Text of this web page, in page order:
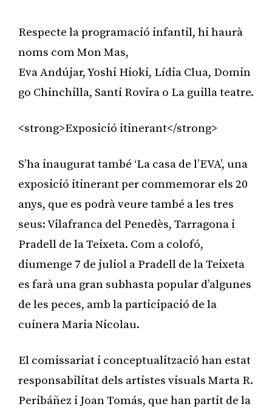
Respecte la programació infantil, hi haurà
noms com Mon Mas,
Eva Andújar, Yoshi Hioki, Lídia Clua, Domin
go Chinchilla, Santi Rovira o La guilla teatre.
<strong>Exposició itinerant</strong>
S’ha inaugurat també ‘La casa de l’EVA’, una
exposició itinerant per commemorar els 20
anys, que es podrà veure també a les tres
seus: Vilafranca del Penedès, Tarragona i
Pradell de la Teixeta. Com a colofó,
diumenge 7 de juliol a Pradell de la Teixeta
es farà una gran subhasta popular d’algunes
de les peces, amb la participació de la
cuinera Maria Nicolau.
El comissariat i conceptualització han estat
responsabilitat dels artistes visuals Marta R.
Peribáñez i Joan Tomás, que han partit de la